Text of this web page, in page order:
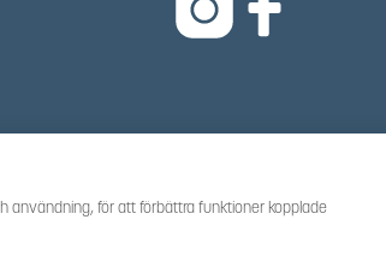
för att förbättra funktioner kopplade